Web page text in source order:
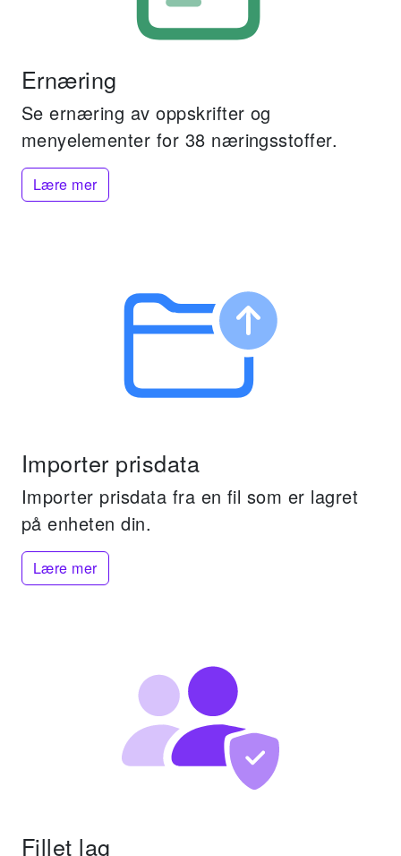
Ernæring
Se ernæring av oppskrifter og
menyelementer for 38 næringsstoffer.
Lære mer
Importer prisdata
Importer prisdata fra en fil som er lagret
på enheten din.
Lære mer
Fillet lag